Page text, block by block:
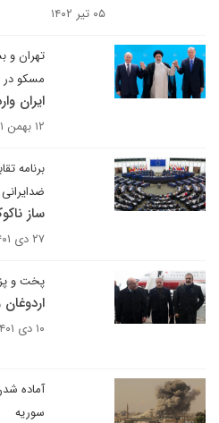
۰۵ تیر ۱۴۰۲
تهران و
مسکو در
ایران
۱۲ بهمن ۱۴۰۱
برنامه
ساز
۲۷ دی ۱۴۰۱
پخت و
۱۰ دی ۱۴۰۱
آماده
سوریه